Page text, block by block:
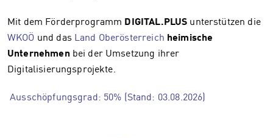
Mit dem Förderprogramm DIGITAL.PLUS unterstützen die
WKOÖ und das Land Oberösterreich heimische
Unternehmenbei der Umsetzung ihrer
Digitalisierungsprojekte.
Ausschöpfungsgrad: 50% (Stand: 03.08.2026)